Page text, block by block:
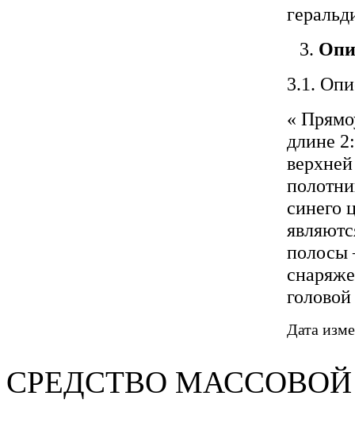
3.1.
«
длине
синего
полосы
Дата
СРЕДСТВО